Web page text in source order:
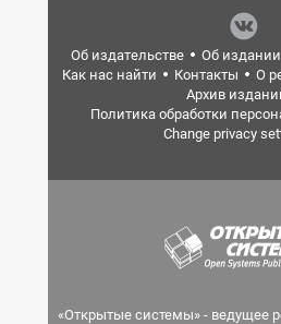
Об издательстве Об издании
Как нас найти
Контакты О
Архив
Политика обработки
Change privacy
«Открытые системы» - ведущее